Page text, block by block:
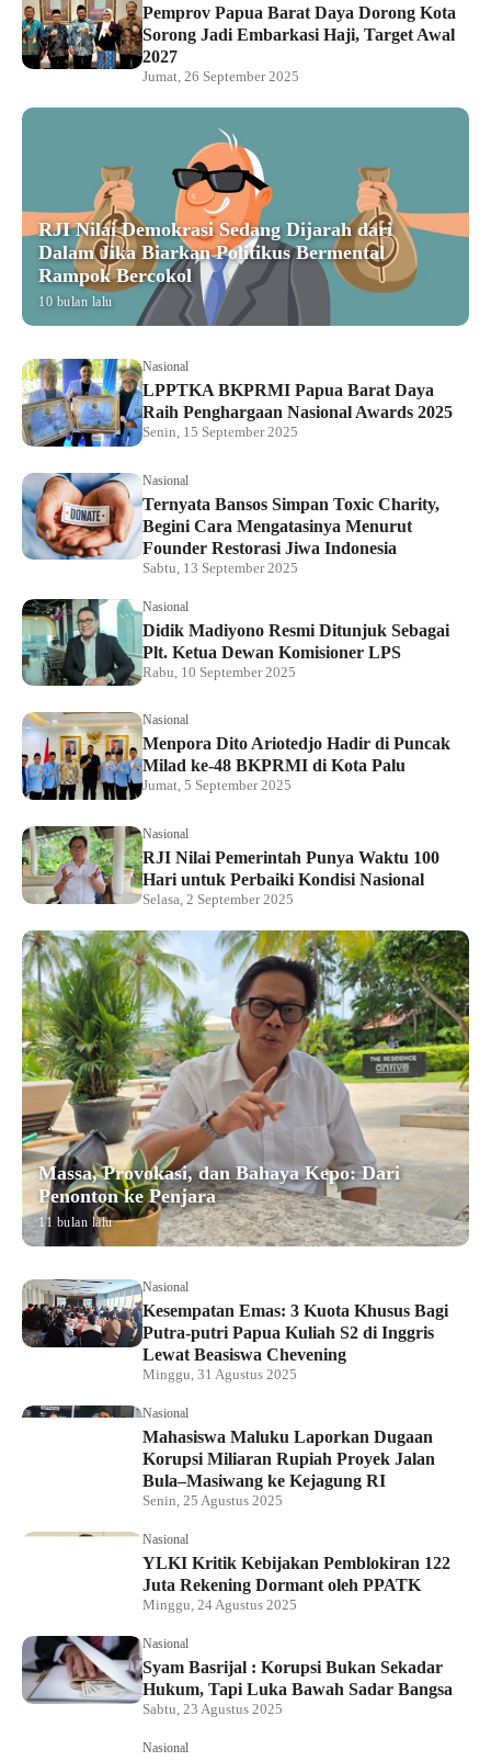
Pemprov Papua Barat Daya Dorong Kota
Sorong Jadi Embarkasi Haji, Target Awal
2027
Jumat, 26 September 2025
RJI Nilai Demokrasi Sedang Dijarah dari
Dalam Jika Biarkan Politikus Bermental
Rampok Bercokol
10 bulan lalu
Nasional
LPPTKA BKPRMI Papua Barat Daya
Raih Penghargaan Nasional Awards 2025
Senin, 15 September 2025
Nasional
Ternyata Bansos Simpan Toxic Charity,
Begini Cara Mengatasinya Menurut
Founder Restorasi Jiwa Indonesia
Sabtu, 13 September 2025
Nasional
Didik Madiyono Resmi Ditunjuk Sebagai
Plt. Ketua Dewan Komisioner LPS
Rabu, 10 September 2025
Nasional
Menpora Dito Ariotedjo Hadir di Puncak
Milad ke-48 BKPRMI di Kota Palu
Jumat, 5 September 2025
Nasional
RJI Nilai Pemerintah Punya Waktu 100
Hari untuk Perbaiki Kondisi Nasional
Selasa, 2 September 2025
Massa, Provokasi, dan Bahaya Kepo: Dari
Penonton ke Penjara
11 bulan lalu
Nasional
Kesempatan Emas: 3 Kuota Khusus Bagi
Putra-putri Papua Kuliah S2 di Inggris
Lewat Beasiswa Chevening
Minggu, 31 Agustus 2025
Nasional
Mahasiswa Maluku Laporkan Dugaan
Korupsi Miliaran Rupiah Proyek Jalan
Bula–Masiwang ke Kejagung RI
Senin, 25 Agustus 2025
Nasional
YLKI Kritik Kebijakan Pemblokiran 122
Juta Rekening Dormant oleh PPATK
Minggu, 24 Agustus 2025
Nasional
Syam Basrijal : Korupsi Bukan Sekadar
Hukum, Tapi Luka Bawah Sadar Bangsa
Sabtu, 23 Agustus 2025
Nasional